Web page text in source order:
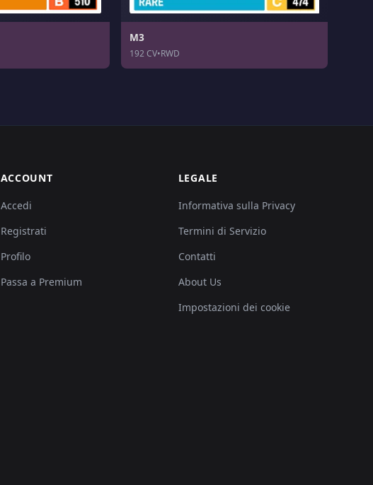
M3
192 CV•RWD
ACCOUNT
Accedi
Registrati
Profilo
Passa a Premium
LEGALE
Informativa sulla Privacy
Termini di Servizio
Contatti
About Us
Impostazioni dei cookie